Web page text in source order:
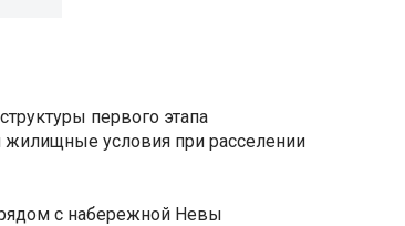
первого этапа
жилищные условия при расселении
с набережной Невы